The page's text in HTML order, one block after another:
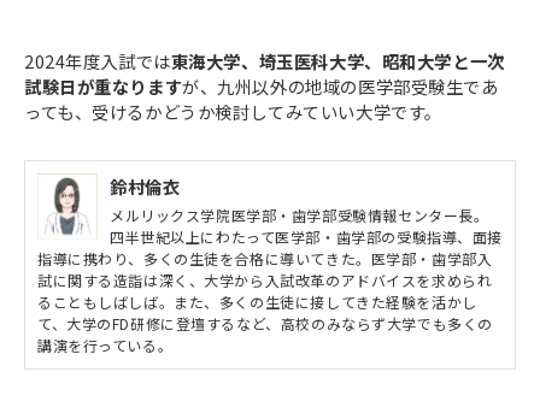
2024年度入試では東海大学、埼玉医科大学、昭和大学と一次
試験日が重なりますが、九州以外の地域の医学部受験生であ
っても、受けるかどうか検討してみていい大学です。
鈴村倫衣
メルリックス学院医学部・歯学部受験情報センター長。
四半世紀以上にわたって医学部・歯学部の受験指導、面接
指導に携わり、多くの生徒を合格に導いてきた。医学部・歯学部入
試に関する造詣は深く、大学から入試改革のアドバイスを求められ
ることもしばしば。また、多くの生徒に接してきた経験を活かし
て、大学のFD研修に登壇するなど、高校のみならず大学でも多くの
講演を行っている。